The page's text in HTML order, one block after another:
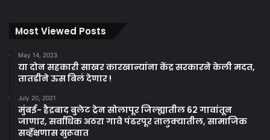
Most Viewed Posts
May 14, 2023
या दोन सहकारी साखर कारखान्यांना केंद्र सरकारने केली मदत,
तातडीने ऊस बिलं देणार !
July 20, 2021
मुंबई- हैद्रबाद बुलेट ट्रेन सोलापूर जिल्ह्यातील 62 गावांतून
जाणार, सर्वाधिक अठरा गावे पंढरपूर तालुक्यातील, सामाजिक
सर्व्हेक्षणास सुरूवात